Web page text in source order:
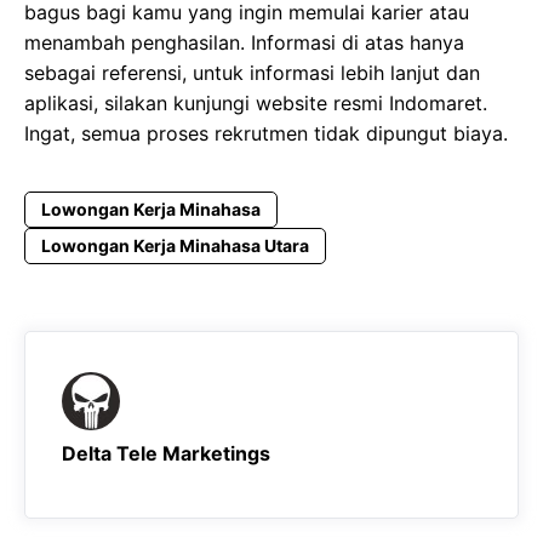
bagus bagi kamu yang ingin memulai karier atau
menambah penghasilan. Informasi di atas hanya
sebagai referensi, untuk informasi lebih lanjut dan
aplikasi, silakan kunjungi website resmi Indomaret.
Ingat, semua proses rekrutmen tidak dipungut biaya.
Lowongan Kerja Minahasa
Lowongan Kerja Minahasa Utara
Delta Tele Marketings